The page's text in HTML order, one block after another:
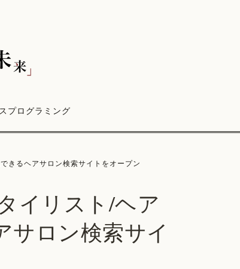
プログラミング
きるヘアサロン検索サイトをオープン
イリスト/ヘア
サロン検索サイ